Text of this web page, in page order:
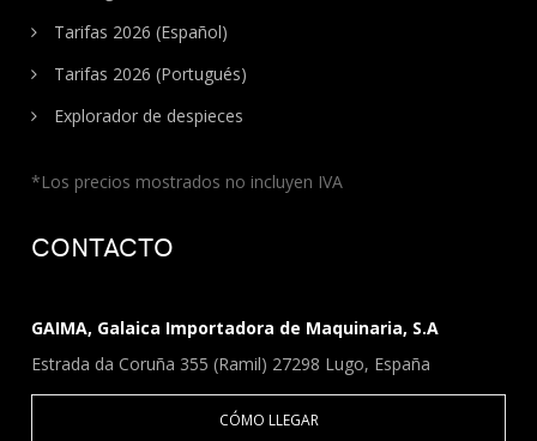
Tarifas 2026 (Español)
Tarifas 2026 (Portugués)
Explorador de despieces
*Los precios mostrados no incluyen IVA
CONTACTO
GAIMA, Galaica Importadora de Maquinaria, S.A
Estrada da Coruña 355 (Ramil) 27298 Lugo, España
CÓMO LLEGAR